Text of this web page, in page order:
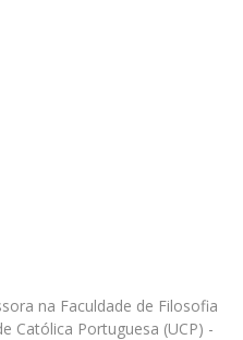
na Faculdade de Filosofia
Católica Portuguesa (UCP) -